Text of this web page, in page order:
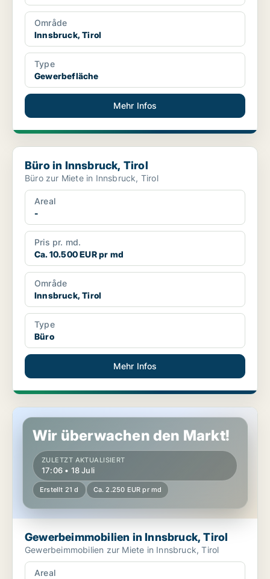
Område
Innsbruck, Tirol
Type
Gewerbefläche
Mehr Infos
Büro in Innsbruck, Tirol
Büro in Innsbruck, Tirol
Büro zur Miete in Innsbruck, Tirol
Areal
-
Pris pr. md.
Ca. 10.500 EUR pr md
Område
Innsbruck, Tirol
Type
Büro
Mehr Infos
Gewerbeimmobilien in Innsbruck, Tirol
Wir überwachen den Markt!
ZULETZT AKTUALISIERT
17:06 • 18 Juli
Erstellt 21 d Ca. 2.250 EUR pr md
Gewerbeimmobilien in Innsbruck, Tirol
Gewerbeimmobilien zur Miete in Innsbruck, Tirol
Areal